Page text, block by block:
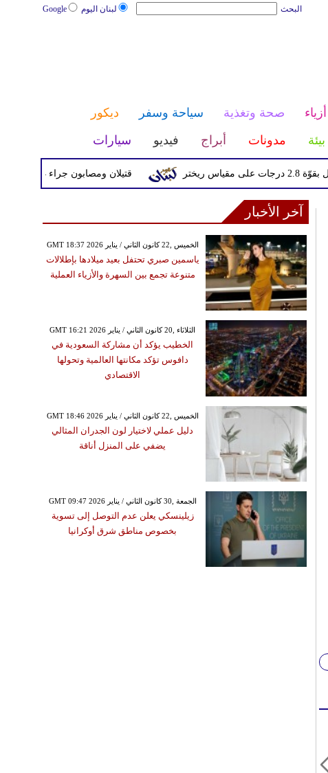
لبنان اليوم Google البحث
أزياء صحة وتغذية سياحة وسفر
ديكور
بيئة مدونات أبراج فيديو سيارات
قتيلان ومصابون جراء 14 غارة إسرائيلية على شرق وجنوب لبنان
آخر الأخبار
GMT 18:37 2026 الخميس ,22 كانون الثاني / يناير
ياسمين صبري تحتفل بعيد ميلادها بإطلالات
متنوعة تجمع بين السهرة والأزياء العملية
GMT 16:21 2026 الثلاثاء ,20 كانون الثاني / يناير
الخطيب يؤكد أن مشاركة السعودية في
دافوس تؤكد مكانتها العالمية وتحولها
الاقتصادي
GMT 18:46 2026 الخميس ,22 كانون الثاني / يناير
دليل عملي لاختيار لون الجدران المثالي
يضفي على المنزل أناقة
GMT 09:47 2026 الجمعة ,30 كانون الثاني / يناير
زيلينسكي يعلن عدم التوصل إلى تسوية
بخصوص مناطق شرق أوكرانيا